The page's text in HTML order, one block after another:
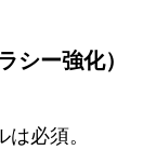
シー強化）
必須。